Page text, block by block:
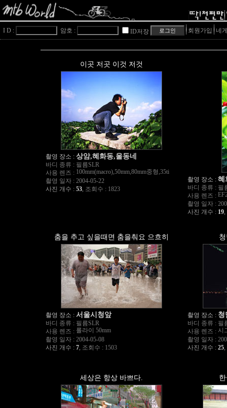
I D : 암호 : ID저장 회원가입 네
이곳 저곳 이것 저것
촬영 장소 : 상암,혜화동,울동네
바디 종류 : 필름SLR
사용 렌즈 : 100mm(macro),50mm,80mm중형,35ti
촬영 일자 : 2004-05-22
사진 개수 : 53, 조회수 : 1823
촬영 장소 : 혜
바디 종류 : 필
사용 렌즈 :
촬영 일자 :
사진 개수 : 19,
춤을 추고 싶을때면 춤을춰요 으흐히
촬영 장소 : 서울시청앞
바디 종류 : 필름SLR
사용 렌즈 : 롤라이 50mm
촬영 일자 : 2004-05-08
사진 개수 : 7, 조회수 : 1503
촬영 장소 : 청
바디 종류 : 필
사용 렌즈 : 시
촬영 일자 :
사진 개수 : 25,
세상은 항상 바쁘다.